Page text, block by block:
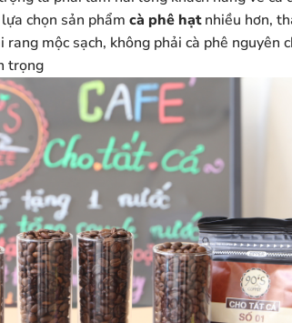
chọn sản phẩmcà phê hạtnhiều hơn,
mộc sạch, không phải cà phê nguyên
trọng